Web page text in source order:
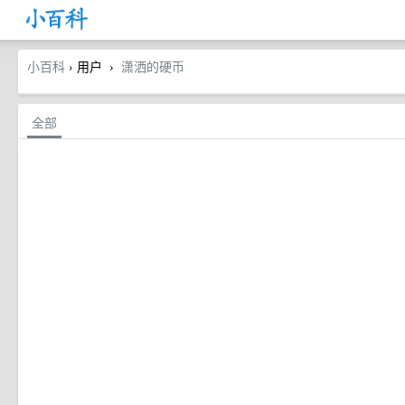
小百科 › 用户 › 潇洒的硬币
全部